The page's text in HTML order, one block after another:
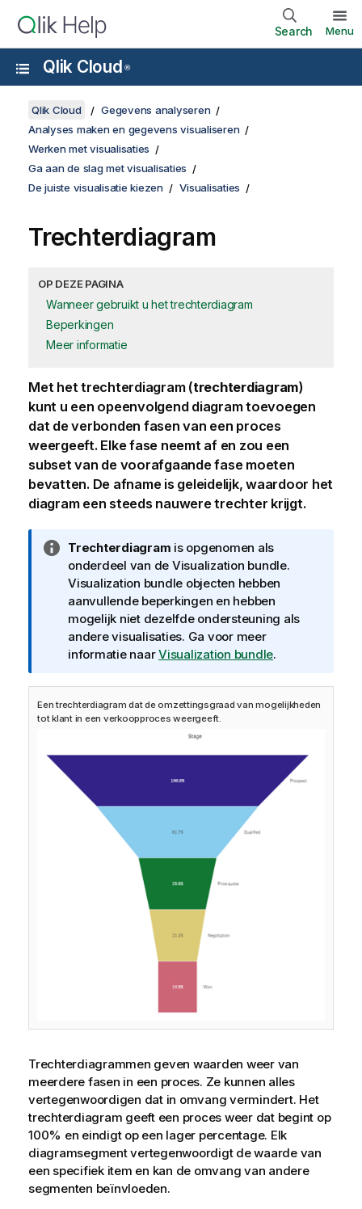
Search Menu
Qlik Cloud ®
Qlik Cloud
Gegevens analyseren
Analyses maken en gegevens visualiseren
Werken met visualisaties
Ga aan de slag met visualisaties
De juiste visualisatie kiezen
Visualisaties
Trechterdiagram
OP DEZE PAGINA
Wanneer gebruikt u het trechterdiagram
Beperkingen
Meer informatie
Met het trechterdiagram (trechterdiagram)
kunt u een opeenvolgend diagram toevoegen
dat de verbonden fasen van een proces
weergeeft. Elke fase neemt af en zou een
subset van de voorafgaande fase moeten
bevatten. De afname is geleidelijk, waardoor het
diagram een steeds nauwere trechter krijgt.
I
n
f
o
r
m
a
i
e
Trechterdiagram is opgenomen als
onderdeel van de Visualization bundle.
Visualization bundle objecten hebben
aanvullende beperkingen en hebben
mogelijk niet dezelfde ondersteuning als
andere visualisaties. Ga voor meer
informatie naarVisualization bundle.
Een trechterdiagram dat de omzettingsgraad van mogelijkheden
tot klant in een verkoopproces weergeeft.
Trechterdiagrammen geven waarden weer van
meerdere fasen in een proces. Ze kunnen alles
vertegenwoordigen dat in omvang vermindert. Het
trechterdiagram geeft een proces weer dat begint op
100% en eindigt op een lager percentage. Elk
diagramsegment vertegenwoordigt de waarde van
een specifiek item en kan de omvang van andere
segmenten beïnvloeden.